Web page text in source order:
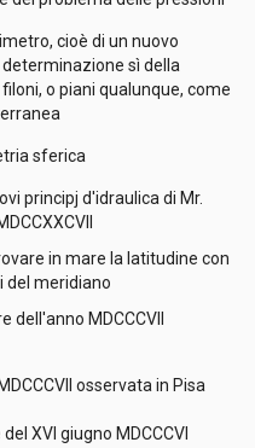
cioè di un nuovo
sì della
o piani qualunque, come
sferica
principj d'idraulica di Mr.
in mare la latitudine con
del meridiano
MDCCCVII
osservata in Pisa
XVI giugno MDCCCVI